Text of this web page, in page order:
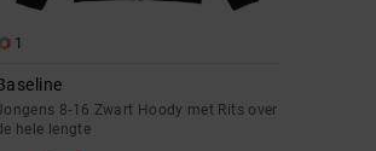
1
8-16 Zwart Hoody met Rits over
hele lengte